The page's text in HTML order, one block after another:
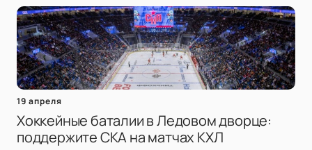
19 апреля
Хоккейные баталии в Ледовом дворце:
поддержите СКА на матчах КХЛ